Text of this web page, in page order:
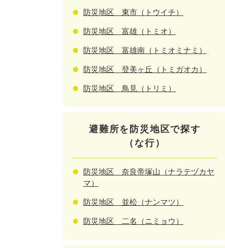
防災地区 東市（トウイチ）
防災地区 富雄（トミオ）
防災地区 富雄南（トミオミナミ）
防災地区 登美ヶ丘（トミガオカ）
防災地区 鳥見（トリミ）
避難所を防災地区で探す
（な行）
防災地区 奈良帝塚山（ナラテヅカヤ
マ）
防災地区 並松（ナンマツ）
防災地区 二名（ニミョウ）